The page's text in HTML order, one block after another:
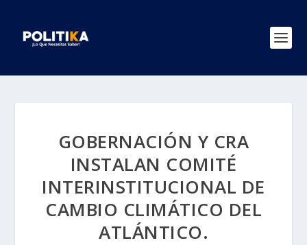
GOBERNACIÓN Y CRA
INSTALAN COMITÉ
INTERINSTITUCIONAL DE
CAMBIO CLIMÁTICO DEL
ATLÁNTICO.